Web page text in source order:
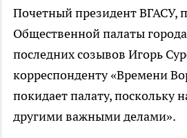
Почетный президент ВГАСУ,
Общественной палаты
последних созывов Игорь
корреспонденту «Времени
покидает палату, поскольку
другими важными делами».